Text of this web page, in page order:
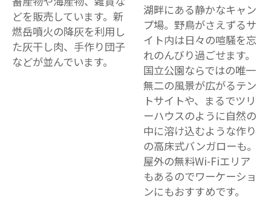
どを販売しています。新
燃岳噴火の降灰を利用し
た灰干し肉、手作り団子
などが並んでいます。
湖畔にある静かなキャン
プ場。野鳥がさえずるサ
イト内は日々の喧騒を忘
れのんびり過ごせます。
国立公園ならではの唯一
無二の風景が広がるテン
トサイトや、まるでツリ
ーハウスのように自然の
中に溶け込むような作り
の高床式バンガローも。
屋外の無料Wi-Fiエリア
もあるのでワーケーショ
ンにもおすすめです。